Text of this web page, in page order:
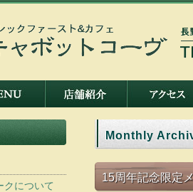
Monthly
15周年記念限定
クについて